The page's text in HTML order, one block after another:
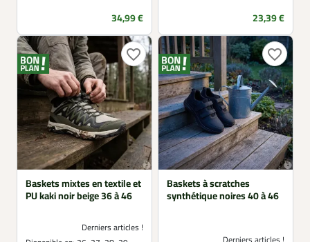
Prix
34,99 € Prix
23,39 €
favorite_border
Baskets mixtes en textile et
PU kaki noir beige 36 à 46
Derniers articles !
favorite_border
Baskets à scratches
synthétique noires 40 à 46